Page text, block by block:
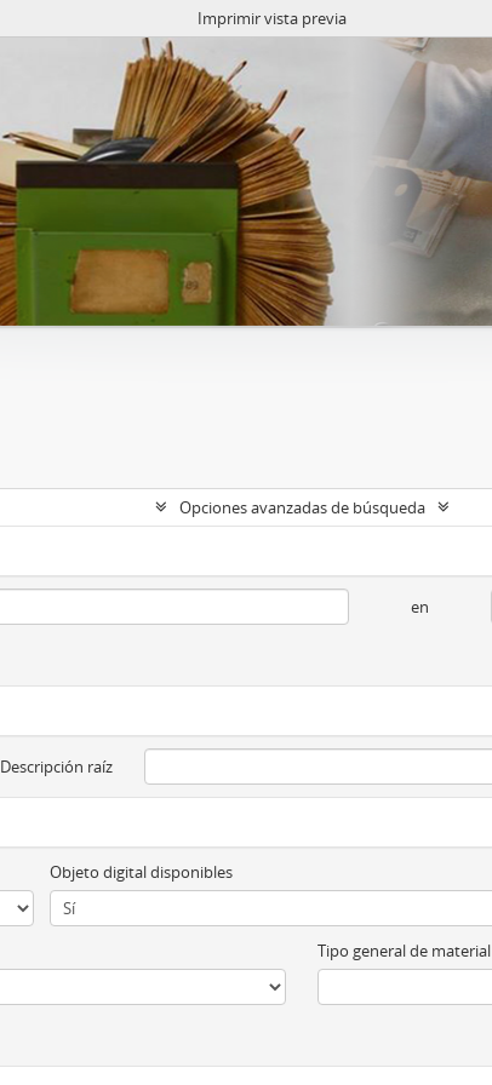
Imprimir vista previa
Opciones avanzadas de búsqueda
en
Descripción raíz
Objeto digital disponibles
Tipo general de material